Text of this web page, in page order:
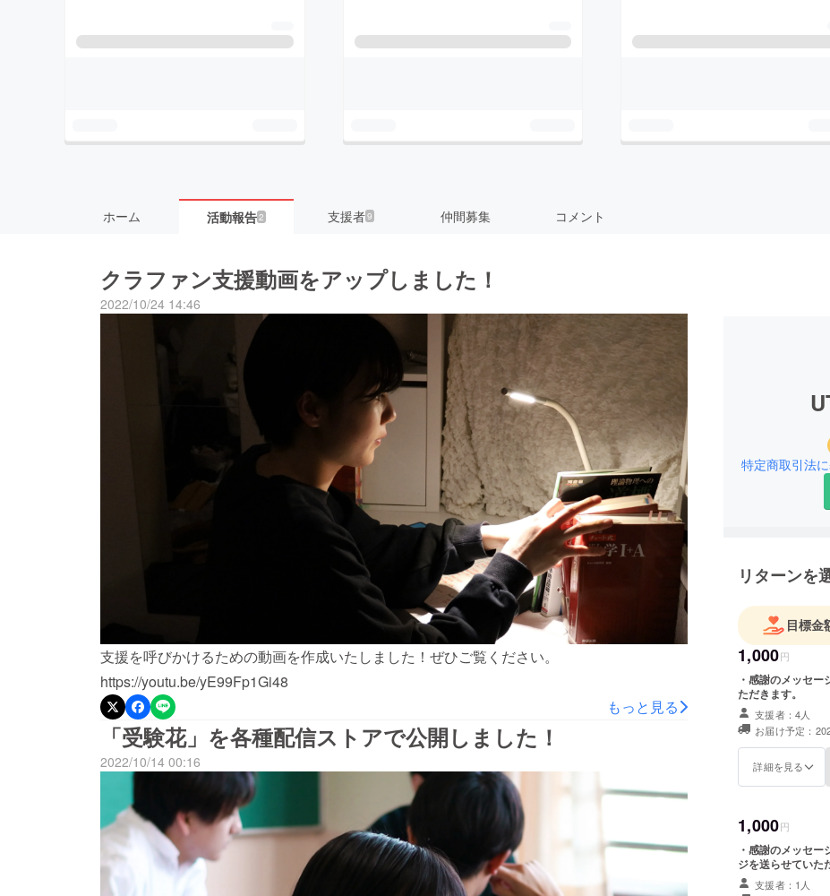
ホーム 活動報告2 支援者9 仲間募集 コメント
クラファン支援動画をアップしました！
2022/10/24 14:46
支援を呼びかけるための動画を作成いたしました！ぜひご覧ください。
https://youtu.be/yE99Fp1Gi48
もっと見る
「受験花」を各種配信ストアで公開しました！
2022/10/14 00:16
特定商取引法
リターンを
目標金
1,000円
・感謝のメッセ
ただきます。
支援者：4人
お届け予定：
詳細を見る
1,000円
・感謝のメッセ
ジを送らせていた
支援者：1人